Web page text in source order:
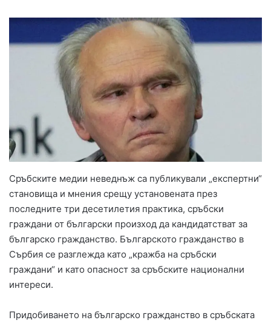
Сръбските медии неведнъж са публикували „експертни“
становища и мнения срещу установената през
последните три десетилетия практика, сръбски
граждани от български произход да кандидатстват за
българско гражданство. Българското гражданство в
Сърбия се разглежда като „кражба на сръбски
граждани“ и като опасност за сръбските национални
интереси.
Придобиването на българско гражданство в сръбската